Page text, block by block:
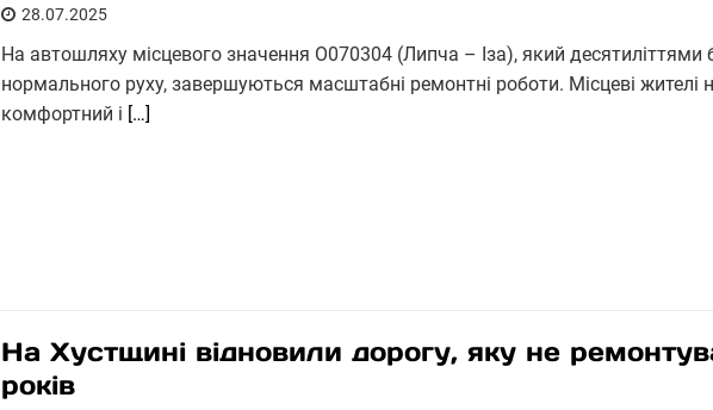
28.07.2025
На автошляху місцевого значення О070304 (Липча – Іза), який десятиліттями
нормального руху, завершуються масштабні ремонтні роботи. Місцеві жителі
комфортний і […]
На Хустщині відновили дорогу, яку не
років